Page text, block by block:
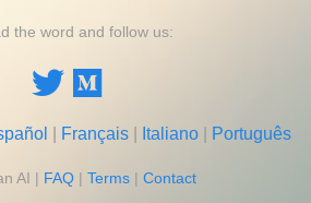
the word and follow us:
Français| Italiano| Português
AI | FAQ | Terms | Contact